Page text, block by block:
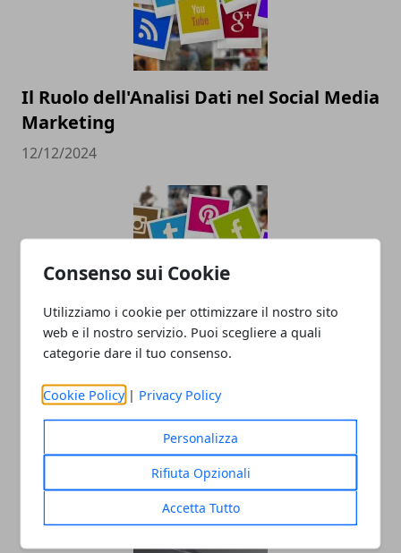
Consenso sui Cookie
Utilizziamo i cookie per ottimizzare il nostro sito
web e il nostro servizio. Puoi scegliere a quali
categorie dare il tuo consenso.
Cookie Policy | Privacy Policy
Personalizza
Rifiuta Opzionali
Accetta Tutto
Il Ruolo dell'Analisi Dati nel Social Media
Marketing
12/12/2024
Pubblicità sui social: come farla e
30/12/2022